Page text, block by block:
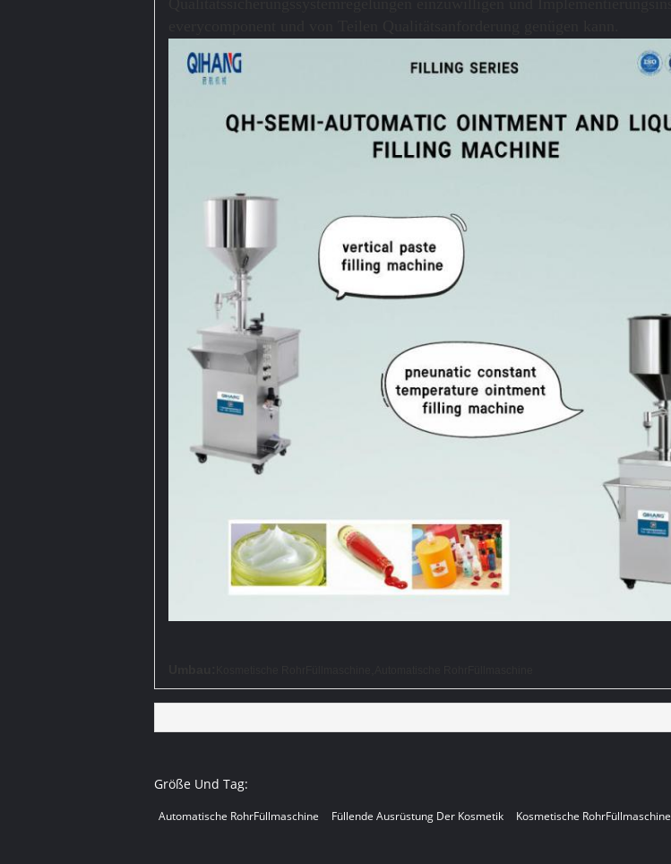
Größe Und Tag:
Automatische RohrFüllmaschine Füllende Ausrüstung Der Kosmetik Kosmetische RohrFüllmaschine